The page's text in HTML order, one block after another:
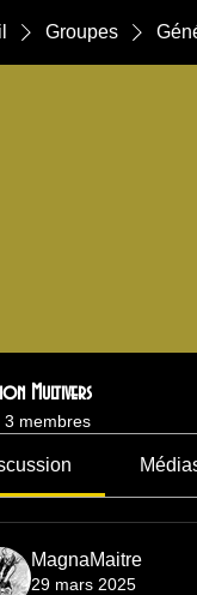
Groupes
Multivers
3 membres
MagnaMaitre
29 mars 2025